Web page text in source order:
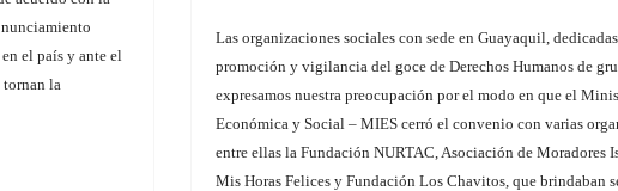
el país y ante el
tornan la
Las organizaciones sociales con sede en Guayaquil,
promoción y vigilancia del goce de Derechos Humanos de
expresamos nuestra preocupación por el modo en que el
Económica y Social – MIES cerró el convenio con varias
entre ellas la Fundación NURTAC, Asociación de Moradores
Mis Horas Felices y Fundación Los Chavitos, que brindaban